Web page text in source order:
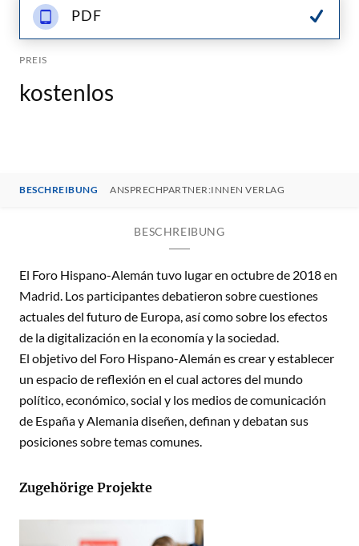
PDF
PREIS
kostenlos
BESCHREIBUNG ANSPRECHPARTNER:INNEN VERLAG
BESCHREIBUNG
El Foro Hispano-Alemán tuvo lugar en octubre de 2018 en
Madrid. Los participantes debatieron sobre cuestiones
actuales del futuro de Europa, así como sobre los efectos
de la digitalización en la economía y la sociedad.
El objetivo del Foro Hispano-Alemán es crear y establecer
un espacio de reflexión en el cual actores del mundo
político, económico, social y los medios de comunicación
de España y Alemania diseñen, definan y debatan sus
posiciones sobre temas comunes.
Zugehörige Projekte